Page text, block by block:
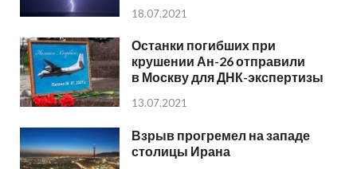
18.07.2021
Останки погибших при
крушении Ан-26 отправили
в Москву для ДНК-экспертизы
13.07.2021
Взрыв прогремел на западе
столицы Ирана